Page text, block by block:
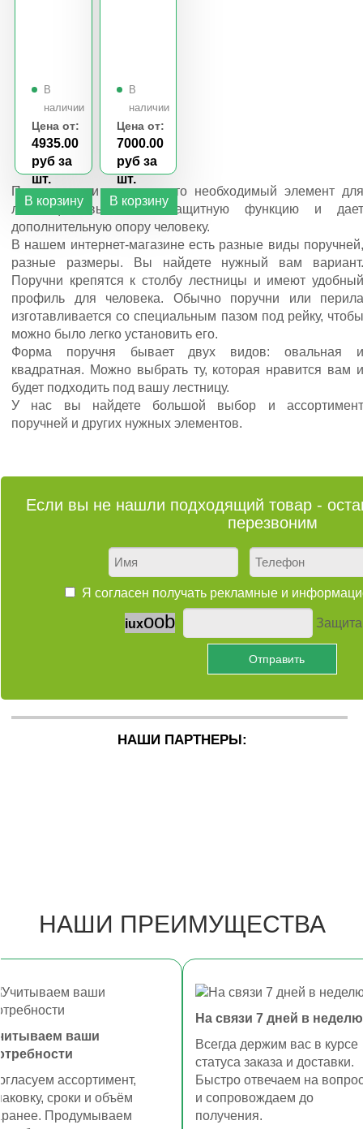
Цена от:
4935.00
руб за
шт.
Цена от:
7000.00
руб за
шт.
Поручень или перила - это необходимый элемент для
лестницы, выполняет защитную функцию и дает
дополнительную опору человеку.
В нашем интернет-магазине есть разные виды поручней,
разные размеры. Вы найдете нужный вам вариант.
Поручни крепятся к столбу лестницы и имеют удобный
профиль для человека. Обычно поручни или перила
изготавливается со специальным пазом под рейку, чтобы
можно было легко установить его.
Форма поручня бывает двух видов: овальная и
квадратная. Можно выбрать ту, которая нравится вам и
будет подходить под вашу лестницу.
У нас вы найдете большой выбор и ассортимент
поручней и других нужных элементов.
Если вы не нашли подходящий товар -
перезвоним
Я согласен получать рекламные и
iuxoob
НАШИ ПАРТНЕРЫ:
НАШИ ПРЕИМУЩЕСТВА
ваши
ассортимент,
сроки и объём
Продумываем
На связи 7 дней в неделю
Всегда держим вас в курсе
статуса заказа и доставки.
Быстро отвечаем на
и сопровождаем до
получения.